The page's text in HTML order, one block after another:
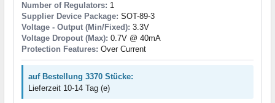
Number of Regulators: 1
Supplier Device Package: SOT-89-3
Voltage - Output (Min/Fixed): 3.3V
Voltage Dropout (Max): 0.7V @ 40mA
Protection Features: Over Current
auf Bestellung 3370 Stücke:
Lieferzeit 10-14 Tag (e)